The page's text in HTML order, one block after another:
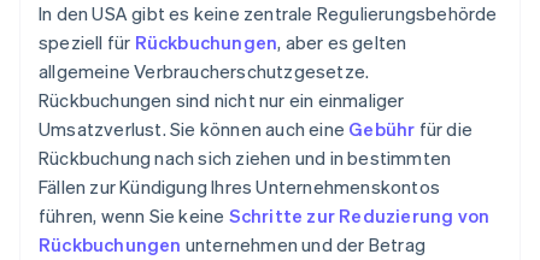
In den USA gibt es keine zentrale Regulierungsbehörde
speziell für Rückbuchungen, aber es gelten
allgemeine Verbraucherschutzgesetze.
Rückbuchungen sind nicht nur ein einmaliger
Umsatzverlust. Sie können auch eine Gebühr für die
Rückbuchung nach sich ziehen und in bestimmten
Fällen zur Kündigung Ihres Unternehmenskontos
führen, wenn Sie keine Schritte zur Reduzierung von
Rückbuchungen unternehmen und der Betrag